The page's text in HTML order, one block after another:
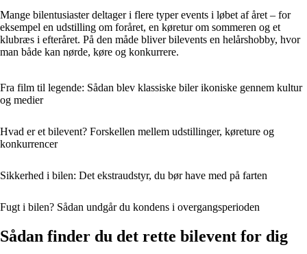
Mange bilentusiaster deltager i flere typer events i løbet af året – for
eksempel en udstilling om foråret, en køretur om sommeren og et
klubræs i efteråret. På den måde bliver bilevents en helårshobby, hvor
man både kan nørde, køre og konkurrere.
Fra film til legende: Sådan blev klassiske biler ikoniske gennem kultur
og medier
Hvad er et bilevent? Forskellen mellem udstillinger, køreture og
konkurrencer
Sikkerhed i bilen: Det ekstraudstyr, du bør have med på farten
Fugt i bilen? Sådan undgår du kondens i overgangsperioden
Sådan finder du det rette bilevent for dig